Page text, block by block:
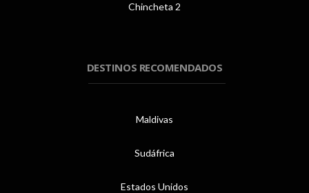
Chincheta 2
DESTINOS RECOMENDADOS
Maldivas
Sudáfrica
Estados Unidos